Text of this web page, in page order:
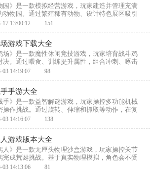
园》是一款模拟经营游戏，玩家建造并管理充满
动物园。通过繁殖稀有动物、设计特色展区吸引
逃逸事件与天气变化。卡通画风搭配搞怪动物行
17 13:00:12 151
游戏下载大全
场》是一款魔性休闲竞技游戏，玩家培育战斗鸡
决。通过喂食、训练提升属性，组合冲刺、啄击
战术。夸张的羽毛特效与鸡叫声效，让每场对决
03 14:19:07 98
手游大全
手》是一款益智解谜游戏，玩家操控多功能机械
操作挑战。通过旋转、伸缩和抓取等动作，在复
装零件或拆除炸弹。物理引擎与关卡设计考验空
03 14:16:07 138
游戏版本大全
人》是一款无厘头物理沙盒游戏，玩家操控关节
完成荒诞挑战。基于真实物理模拟，角色会不受
碰撞，利用这种滑稽特性解开关卡谜题。从高空
03 14:13:06 81